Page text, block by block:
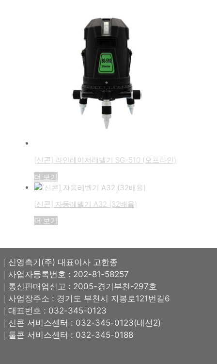
[신콘] 라인레이저레벨기 SG-510 (오프라인)
더 보기
[신콘] 자동레벨기 A32 (32배율)
더 보기
｜신영측기(주) 대표이사 고한종
｜사업자등록번호 : 202-81-58257
｜통신판매업신고 : 2005-경기부천-297호
｜사업장주소 : 경기도 부천시 지봉로121번길6
｜대표번호 : 032-345-0123
｜신콘 서비스센터 : 032-345-0123(내선2)
｜툴콘 서비스센터 : 032-345-0188